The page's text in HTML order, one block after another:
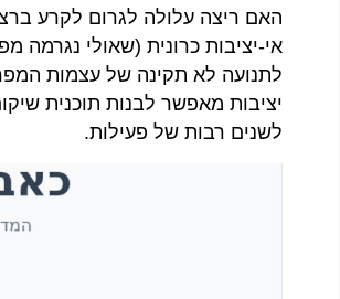
האם ריצה עלולה לגרום לקרע
אי-יציבות כרונית (שאולי נגרמה
לתנועה לא תקינה של עצמות
יציבות מאפשר לבנות תוכנית
לשנים רבות של פעילות.